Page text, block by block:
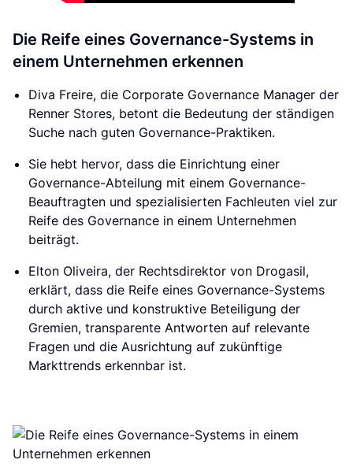
Die Reife eines Governance-Systems in
einem Unternehmen erkennen
Diva Freire, die Corporate Governance Manager der
Renner Stores, betont die Bedeutung der ständigen
Suche nach guten Governance-Praktiken.
Sie hebt hervor, dass die Einrichtung einer
Governance-Abteilung mit einem Governance-
Beauftragten und spezialisierten Fachleuten viel zur
Reife des Governance in einem Unternehmen
beiträgt.
Elton Oliveira, der Rechtsdirektor von Drogasil,
erklärt, dass die Reife eines Governance-Systems
durch aktive und konstruktive Beteiligung der
Gremien, transparente Antworten auf relevante
Fragen und die Ausrichtung auf zukünftige
Markttrends erkennbar ist.